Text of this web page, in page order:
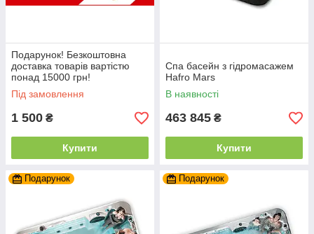
Подарунок! Безкоштовна
доставка товарів вартістю
понад 15000 грн!
Під замовлення
1 500 ₴
Купити
Спа басейн з гідромасажем
Hafro Mars
В наявності
463 845 ₴
Купити
Подарунок Подарунок